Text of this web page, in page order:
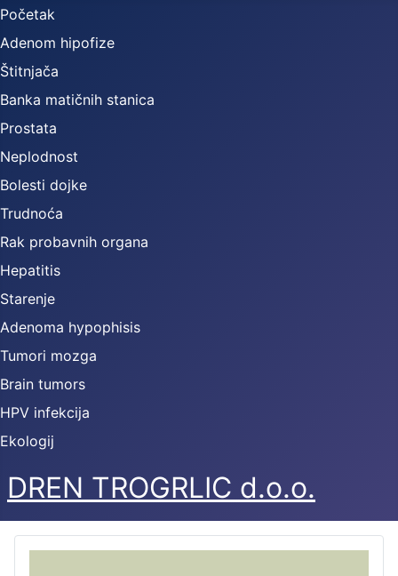
Početak
Adenom hipofize
Štitnjača
Banka matičnih stanica
Prostata
Neplodnost
Bolesti dojke
Trudnoća
Rak probavnih organa
Hepatitis
Starenje
Adenoma hypophisis
Tumori mozga
Brain tumors
HPV infekcija
Ekologij
DREN TROGRLIC d.o.o.